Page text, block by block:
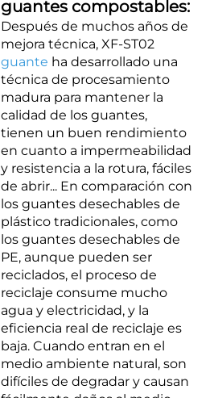
guantes compostables:
Después de muchos años de
mejora técnica, XF-ST02
guante ha desarrollado una
técnica de procesamiento
madura para mantener la
calidad de los guantes,
tienen un buen rendimiento
en cuanto a impermeabilidad
y resistencia a la rotura, fáciles
de abrir... En comparación con
los guantes desechables de
plástico tradicionales, como
los guantes desechables de
PE, aunque pueden ser
reciclados, el proceso de
reciclaje consume mucho
agua y electricidad, y la
eficiencia real de reciclaje es
baja. Cuando entran en el
medio ambiente natural, son
difíciles de degradar y causan